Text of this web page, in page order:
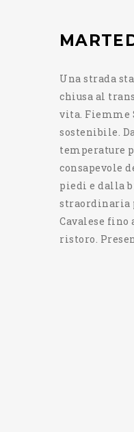
Una strada
chiusa al
vita. Fiemme
sostenibile.
temperature
consapevole
piedi e dalla
straordinaria
Cavalese
ristoro.